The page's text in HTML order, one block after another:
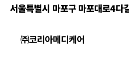
서울특별시 마포구 마포대로4다
㈜코리아메디케어